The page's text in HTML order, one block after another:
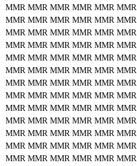
MMR MMR MMR MMR MMR MMR
MMR MMR MMR MMR MMR MMR
MMR MMR MMR MMR MMR MMR
MMR MMR MMR MMR MMR MMR
MMR MMR MMR MMR MMR MMR
MMR MMR MMR MMR MMR MMR
MMR MMR MMR MMR MMR MMR
MMR MMR MMR MMR MMR MMR
MMR MMR MMR MMR MMR MMR
MMR MMR MMR MMR MMR MMR
MMR MMR MMR MMR MMR MMR
MMR MMR MMR MMR MMR MMR
MMR MMR MMR MMR MMR MMR